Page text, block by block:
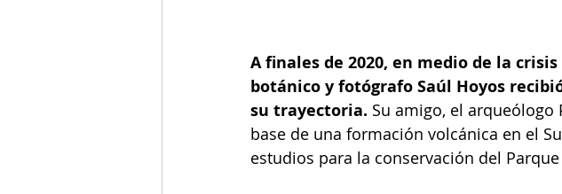
A finales de 2020, en medio de la
botánico y fotógrafo Saúl Hoyos
su trayectoria. Su amigo, el
base de una formación volcánica en el
estudios para la conservación del Parque